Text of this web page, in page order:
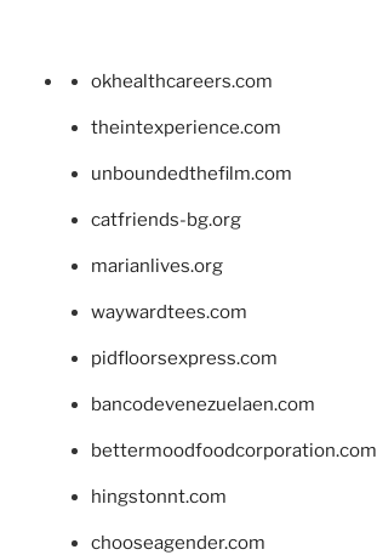
okhealthcareers.com
theintexperience.com
unboundedthefilm.com
catfriends-bg.org
marianlives.org
waywardtees.com
pidfloorsexpress.com
bancodevenezuelaen.com
bettermoodfoodcorporation.com
hingstonnt.com
chooseagender.com